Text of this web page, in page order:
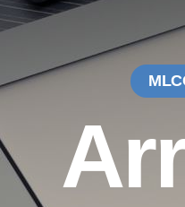
情报保安认证书
股东信息 企业控制结
IR资料室
气候变化
产品环境
社会